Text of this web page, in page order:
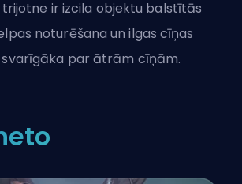
trijotne ir izcila objektu balstītās
noturēšana un ilgas cīņas
svarīgāka par ātrām cīņām.